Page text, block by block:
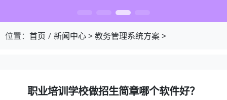
位置： 首页 新闻中心>教务管理系统方案>
职业培训学校做招生简章哪个软件好？